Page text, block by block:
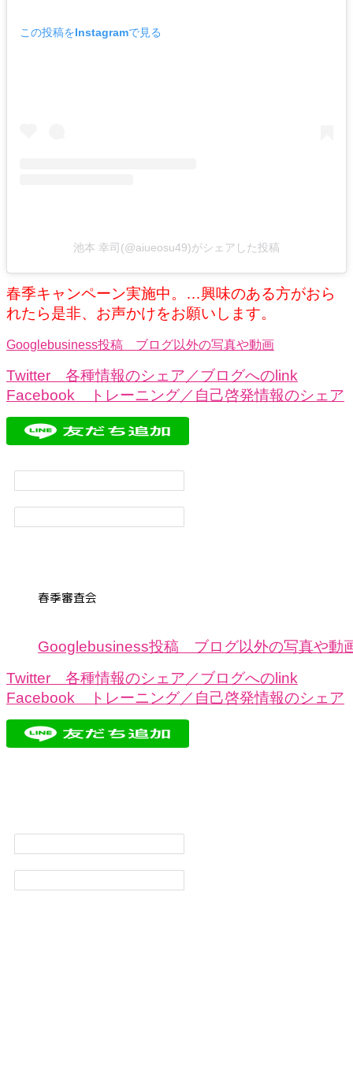
この投稿をInstagramで見る
池本 幸司(@aiueosu49)がシェアした投稿
春季キャンペーン実施中。…興味のある方がおら
れたら是非、お声かけをお願いします。
Googlebusiness投稿 ブログ以外の写真や動画
Twitter 各種情報のシェア／ブログへのlink
Facebook トレーニング／自己啓発情報のシェア
春季審査会
Googlebusiness投稿 ブログ以外の写真や動
Twitter 各種情報のシェア／ブログへのlink
Facebook トレーニング／自己啓発情報のシェア